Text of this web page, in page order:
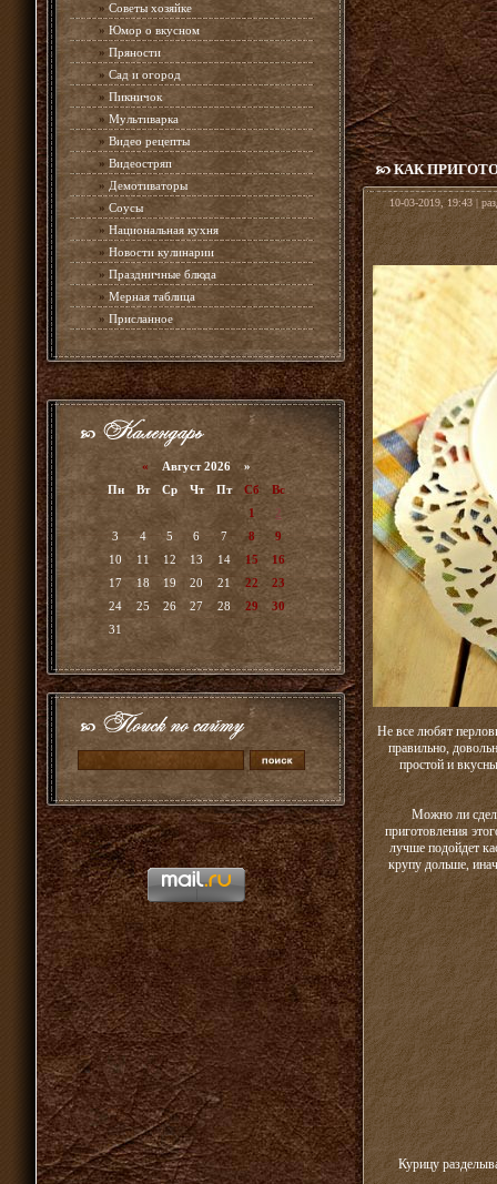
» Советы хозяйке
» Юмор о вкусном
» Пряности
» Сад и огород
» Пикничок
» Мультиварка
» Видео рецепты
» Видеостряп
» Демотиваторы
» Соусы
» Национальная кухня
» Новости кулинарии
» Праздничные блюда
» Мерная таблица
» Присланное
« Август 2026 »
Пн
Вт Ср Чт Пт Сб
Вс
1
2
3
4 5 6 7 8
9
10
11 12 13 14 15
16
17
18 19 20 21 22
23
24
25 26 27 28 29
30
31
КАК
10-03-2019, 19:43 |
Не все любят
правильно,
простой и
Можно ли
приготовления
лучше подойдет
крупу дольше,
Курицу